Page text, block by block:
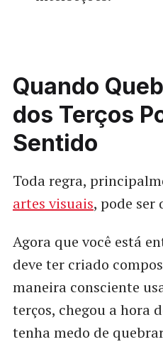
Quando
dos Terços
Sentido
Toda regra,
artes visuais, pode ser
Agora que você está
deve ter criado
maneira consciente
terços, chegou a hora
tenha medo de